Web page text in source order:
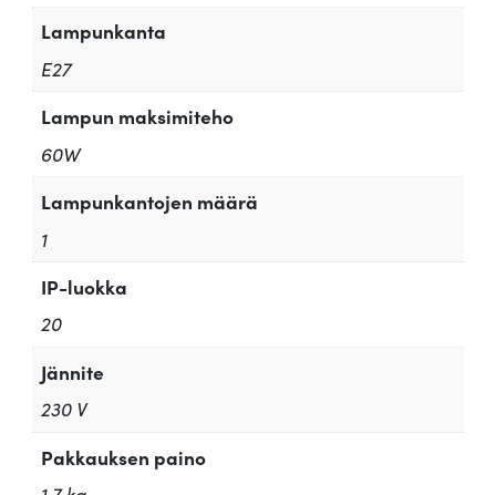
Lampunkanta
E27
Lampun maksimiteho
60W
Lampunkantojen määrä
1
IP-luokka
20
Jännite
230 V
Pakkauksen paino